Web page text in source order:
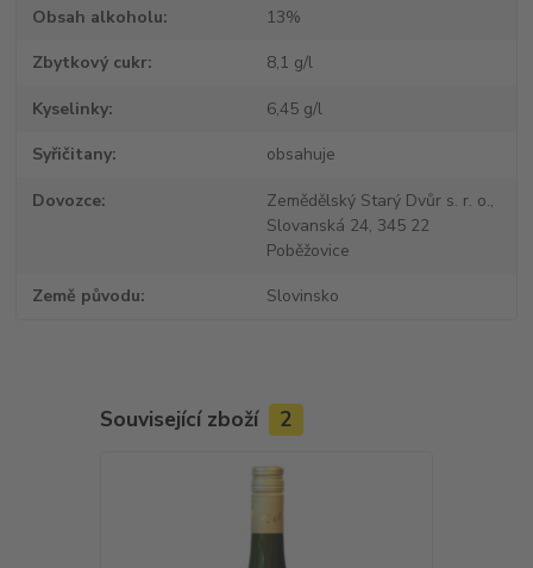
Obsah alkoholu 13%
Zbytkový cukr 8,1 g/l
Kyselinky 6,45 g/l
Syřičitany obsahuje
Dovozce
Zemědělský Starý Dvůr s. r. o.,
Slovanská 24, 345 22
Poběžovice
Země původu Slovinsko
Související zboží 2